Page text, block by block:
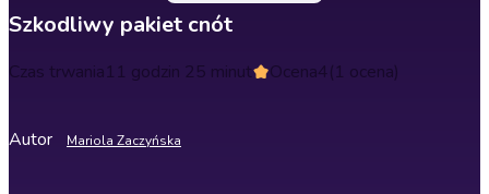
Szkodliwy pakiet cnót
Czas trwania11 godzin 25 minut Ocena4(1 ocena)
Autor Mariola Zaczyńska